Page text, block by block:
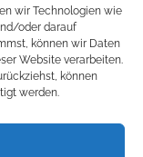
wir Technologien wie
oder darauf
können wir Daten
Website verarbeiten.
können
werden.